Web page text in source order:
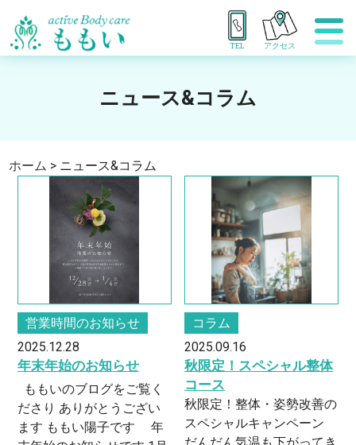
TEL アクセス
ニュース&コラム
ホーム > ニュース&コラム
営業時間のお知らせ
2025.12.28
年末年始のお知らせ
ももいのブログをご覧く
ださり ありがとうござい
ます ももい陽子です 年
コラム
2025.09.16
秋限定！スペシャル整体
コース
秋限定！整体・姿勢改善の
スペシャルキャンペーン